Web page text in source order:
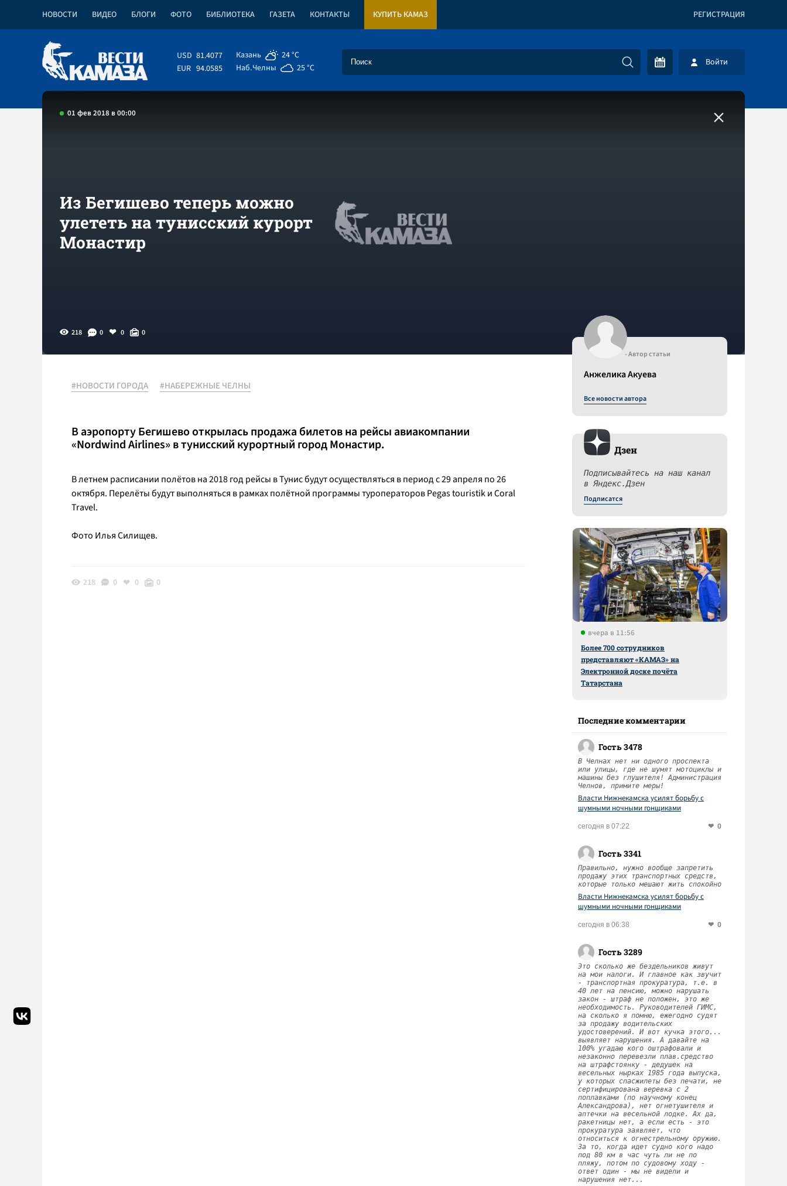
НОВОСТИ ВИДЕО БЛОГИ ФОТО БИБЛИОТЕКА ГАЗЕТА КОНТАКТЫ КУПИТЬ КАМАЗ РЕГИСТРАЦИЯ
USD 81.4077
EUR 94.0585
Казань
24 °C
Наб.Челны
25 °C Войти
01 фев 2018 в 00:00
Из Бегишево теперь можно
улететь на тунисский курорт
Монастир
218 0 0 0
#НОВОСТИ ГОРОДА #НАБЕРЕЖНЫЕ ЧЕЛНЫ
В аэропорту Бегишево открылась продажа билетов на рейсы авиакомпании
«Nordwind Airlines» в тунисский курортный город Монастир.
В летнем расписании полётов на 2018 год рейсы в Тунис будут осуществляться в период с 29 апреля по 26
октября. Перелёты будут выполняться в рамках полётной программы туроператоров Pegas touristik и Coral
Travel.
Фото Илья Силищев.
218 0 0 0
- Автор статьи
Анжелика Акуева
Все новости автора
Дзен
Подписывайтесь на наш канал
в Яндекс.Дзен
Подписатся
вчера в 11:56
Более 700 сотрудников
представляют «КАМАЗ» на
Электронной доске почёта
Татарстана
Последние комментарии
Гость 3478
В Челнах нет ни одного проспекта
или улицы, где не шумят мотоциклы и
машины без глушителя! Администрация
Челнов, примите меры!
Власти Нижнекамска усилят борьбу с
шумными ночными гонщиками
сегодня в 07:22 0
Гость 3341
Правильно, нужно вообще запретить
продажу этих транспортных средств,
которые только мешают жить спокойно
Власти Нижнекамска усилят борьбу с
шумными ночными гонщиками
сегодня в 06:38 0
Гость 3289
Это сколько же бездельников живут
на мои налоги. И главное как звучит
- транспортная прокуратура, т.е. в
40 лет на пенсию, можно нарушать
закон - штраф не положен, это же
необходимость. Руководителей ГИМС,
на сколько я помню, ежегодно судят
за продажу водительских
удостоверений. И вот кучка этого...
выявляет нарушения. А давайте на
100% угадаю кого оштрафовали и
незаконно перевезли плав.средство
на штрафстоянку - дедушек на
весельных нырках 1985 года выпуска,
у которых спасжилеты без печати, не
сертифицирована веревка с 2
поплавками (по научному конец
Александрова), нет огнетушителя и
аптечки на весельной лодке. Ах да,
ракетницы нет, а если есть - это
прокуратура заявляет, что
относиться к огнестрельному оружию.
За то, когда идет судно кого надо
под 80 км в час чуть ли не по
пляжу, потом по судовому ходу -
ответ один - мы не видели и
нарушения нет...